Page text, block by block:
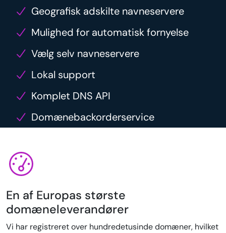
Geografisk adskilte navneservere
Mulighed for automatisk fornyelse
Vælg selv navneservere
Lokal support
Komplet DNS API
Domænebackorderservice
En af Europas største
domæneleverandører
Vi har registreret over hundredetusinde domæner, hvilket